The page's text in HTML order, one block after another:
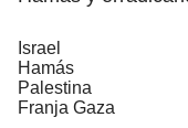
Israel
Hamás
Palestina
Franja Gaza